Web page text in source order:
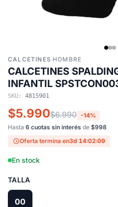
CALCETINES ·HOMBRE
CALCETINES
INFANTIL
SKU: 4815901
$5.990$6.990 -14%
Hasta 6 cuotas sin interés de $998
Oferta termina en3d 14:02:08
En stock
TALLA
00